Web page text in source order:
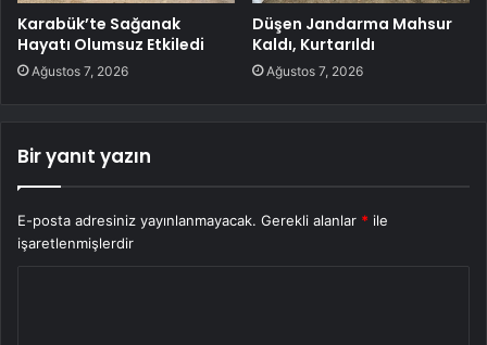
Karabük’te Sağanak
Hayatı Olumsuz Etkiledi
Ağustos 7, 2026
Düşen Jandarma Mahsur
Kaldı, Kurtarıldı
Ağustos 7, 2026
Bir yanıt yazın
E-posta adresiniz yayınlanmayacak. Gerekli alanlar * ile
işaretlenmişlerdir